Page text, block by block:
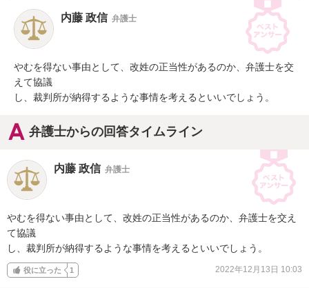
内藤 政信 弁護士
やむを得ない事由として、改姓の正当性があるのか、弁護士を交
えて協議
し、裁判所が納得するような事情を考えるといいでしょう。
弁護士からの回答タイムライン
内藤 政信 弁護士
やむを得ない事由として、改姓の正当性があるのか、弁護士を交え
て協議
し、裁判所が納得するような事情を考えるといいでしょう。
役に立った 1 2022年12月13日 10:03